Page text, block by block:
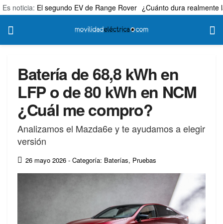
Es noticia: El segundo EV de Range Rover ¿Cuánto dura realmente
Batería de 68,8 kWh en
LFP o de 80 kWh en NCM
¿Cuál me compro?
Analizamos el Mazda6e y te ayudamos a elegir
versión
26 mayo 2026 - Categoría: Baterías, Pruebas